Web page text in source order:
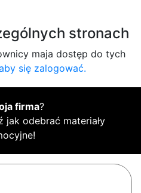
stronach
maja dostęp do tych
się zalogować.
firma?
jak odebrać materiały